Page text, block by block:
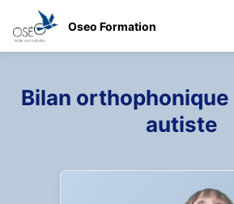
Oseo Formation
Bilan
autiste